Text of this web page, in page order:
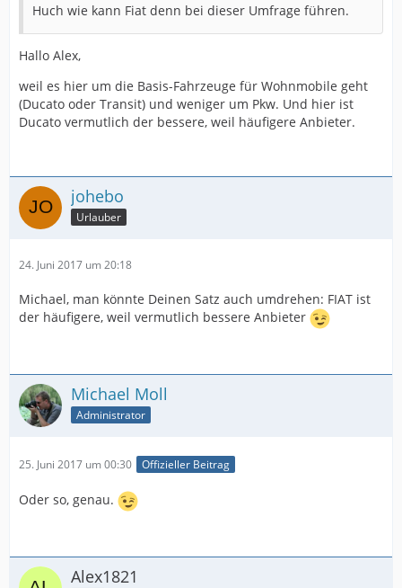
Huch wie kann Fiat denn bei dieser Umfrage führen.
Hallo Alex,
weil es hier um die Basis-Fahrzeuge für Wohnmobile geht
(Ducato oder Transit) und weniger um Pkw. Und hier ist
Ducato vermutlich der bessere, weil häufigere Anbieter.
johebo
Urlauber
24. Juni 2017 um 20:18
Michael, man könnte Deinen Satz auch umdrehen: FIAT ist
der häufigere, weil vermutlich bessere Anbieter
Michael Moll
Administrator
25. Juni 2017 um 00:30 Offizieller Beitrag
Oder so, genau.
Alex1821